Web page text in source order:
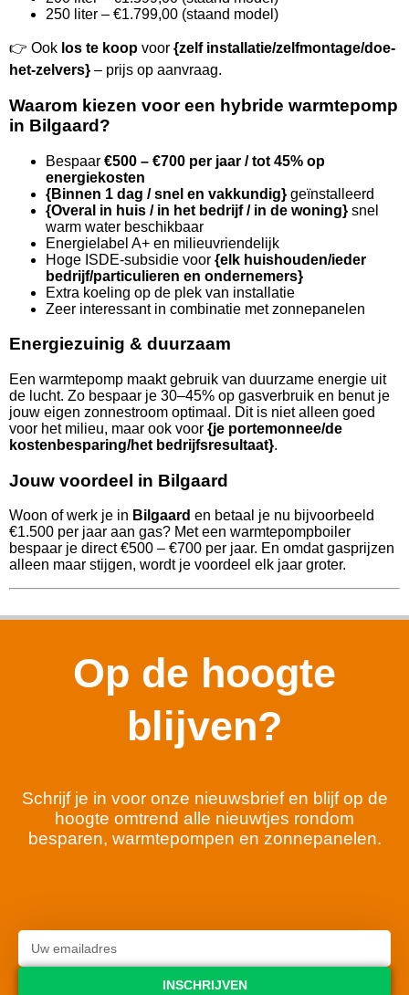
250 liter – €1.799,00 (staand model)
👉 Ook los te koop voor {zelf installatie/zelfmontage/doe-
het-zelvers} – prijs op aanvraag.
Waarom kiezen voor een hybride warmtepomp
in Bilgaard?
Bespaar €500 – €700 per jaar / tot 45% op
energiekosten
{Binnen 1 dag / snel en vakkundig} geïnstalleerd
{Overal in huis / in het bedrijf / in de woning} snel
warm water beschikbaar
Energielabel A+ en milieuvriendelijk
Hoge ISDE-subsidie voor {elk huishouden/ieder
bedrijf/particulieren en ondernemers}
Extra koeling op de plek van installatie
Zeer interessant in combinatie met zonnepanelen
Energiezuinig & duurzaam
Een warmtepomp maakt gebruik van duurzame energie uit
de lucht. Zo bespaar je 30–45% op gasverbruik en benut je
jouw eigen zonnestroom optimaal. Dit is niet alleen goed
voor het milieu, maar ook voor {je portemonnee/de
kostenbesparing/het bedrijfsresultaat}.
Jouw voordeel in Bilgaard
Woon of werk je in Bilgaard en betaal je nu bijvoorbeeld
€1.500 per jaar aan gas? Met een warmtepompboiler
bespaar je direct €500 – €700 per jaar. En omdat gasprijzen
alleen maar stijgen, wordt je voordeel elk jaar groter.
Op de hoogte
blijven?
Schrijf je in voor onze nieuwsbrief en blijf op de
hoogte omtrend alle nieuwtjes rondom
besparen, warmtepompen en zonnepanelen.
INSCHRIJVEN